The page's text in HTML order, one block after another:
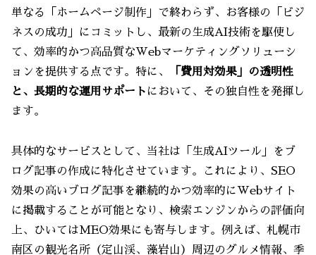
単なる「ホームページ制作」で終わらず、お客様の「ビジ
ネスの成功」にコミットし、最新の生成AI技術を駆使し
て、効率的かつ高品質なWebマーケティングソリューシ
ョンを提供する点です。特に、
「費用対効果」の透明性
と、長期的な運用サポート において、その独自性を発揮し
ます。
具体的なサービスとして、当社は「生成AIツール」をブ
ログ記事の作成に特化させています。これにより、SEO
効果の高いブログ記事を継続的かつ効率的にWebサイト
に掲載することが可能となり、検索エンジンからの評価向
上、ひいてはMEO効果にも寄与します。例えば、札幌市
南区の観光名所（定山渓、藻岩山）周辺のグルメ情報、季